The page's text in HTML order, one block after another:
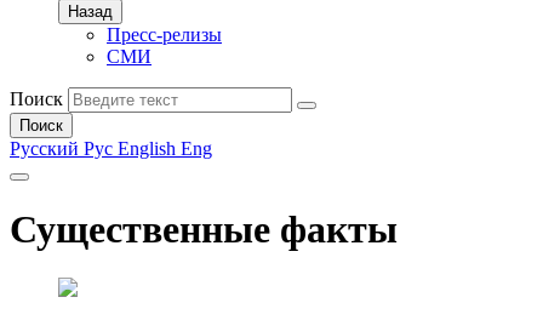
Назад
Пресс-релизы
СМИ
Поиск
Поиск
Русский Рус English Eng
Существенные факты